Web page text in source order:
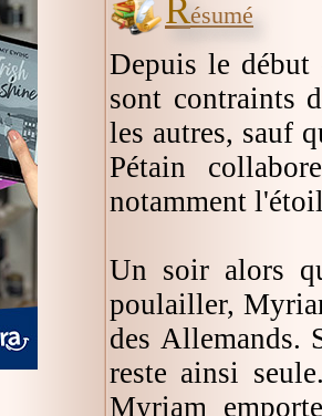
Résumé
Depuis le début
sont contraints
les autres, sauf
Pétain
notamment
Un soir alors
poulailler,
des Allemands.
reste ainsi
Myriam